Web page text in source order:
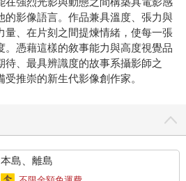
的影像語言。作品兼具溫度、張力與
量、在片刻之間提煉情緒，使每一張
。憑藉這樣的敘事能力與高度視覺品
待、最具辨識度的故事系攝影師之
推崇的新生代影像創作家。
島、離島